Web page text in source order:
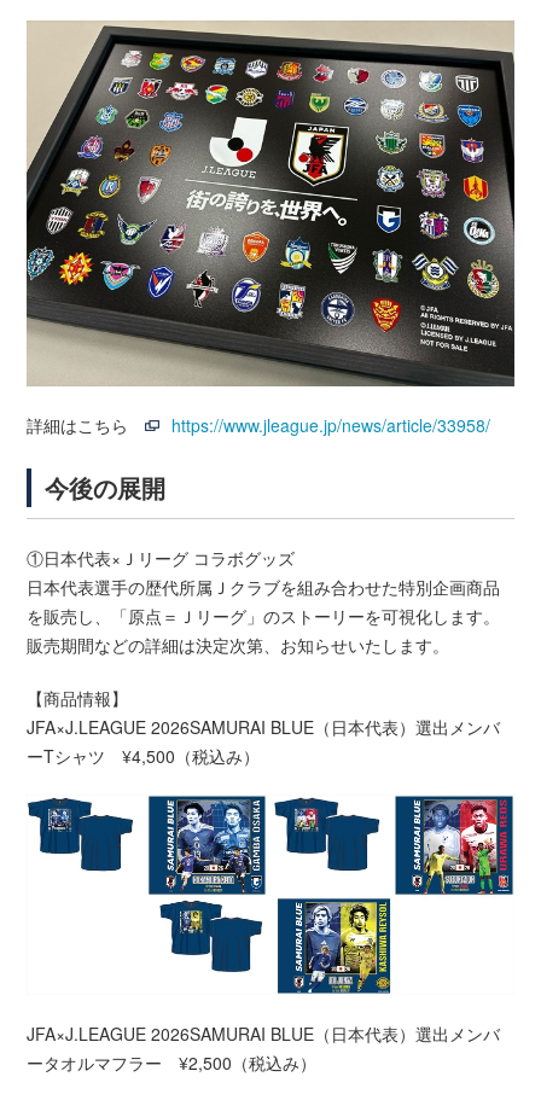
詳細はこちら https://www.jleague.jp/news/article/33958/
今後の展開
①日本代表×Ｊリーグ コラボグッズ
日本代表選手の歴代所属Ｊクラブを組み合わせた特別企画商品
を販売し、「原点＝Ｊリーグ」のストーリーを可視化します。
販売期間などの詳細は決定次第、お知らせいたします。
【商品情報】
JFA×J.LEAGUE 2026SAMURAI BLUE（日本代表）選出メンバ
ーTシャツ ¥4,500（税込み）
JFA×J.LEAGUE 2026SAMURAI BLUE（日本代表）選出メンバ
ータオルマフラー ¥2,500（税込み）